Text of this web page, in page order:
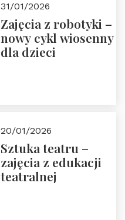
31/01/2026
Zajęcia z robotyki –
nowy cykl wiosenny
dla dzieci
20/01/2026
Sztuka teatru –
zajęcia z edukacji
teatralnej